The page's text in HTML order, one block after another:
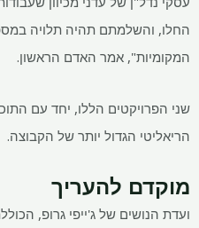
החלו, והשלמתם תהיה תלויה
המקומיות", אמר האדם הראשון.
שני הפרויקטים הללו, יחד עם
הריאליטי הגדול יותר של הקבוצה.
מוקדם להעריך